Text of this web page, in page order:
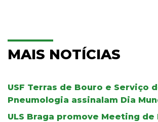
MAIS NOTÍCIAS
USF Terras de Bouro e Serviço
Pneumologia assinalam Dia
ULS Braga promove Meeting de